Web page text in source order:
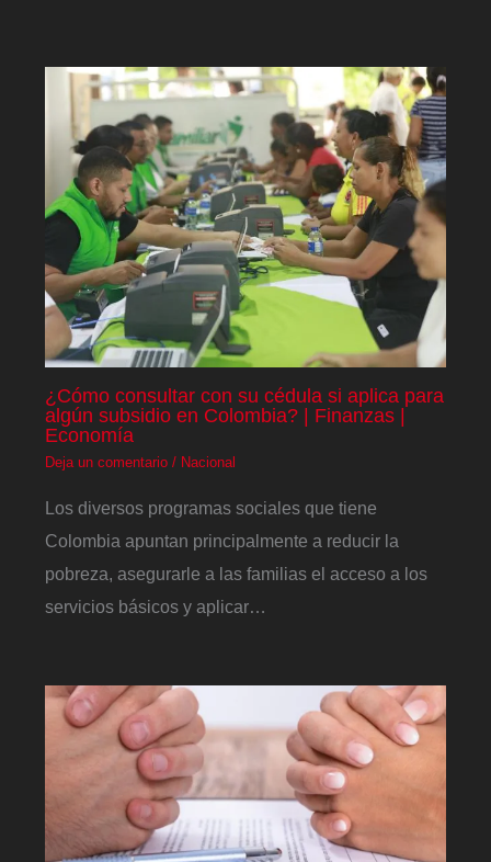
¿Cómo consultar con su cédula si aplica para
algún subsidio en Colombia? | Finanzas |
Economía
Deja un comentario / Nacional
Los diversos programas sociales que tiene
Colombia apuntan principalmente a reducir la
pobreza, asegurarle a las familias el acceso a los
servicios básicos y aplicar…